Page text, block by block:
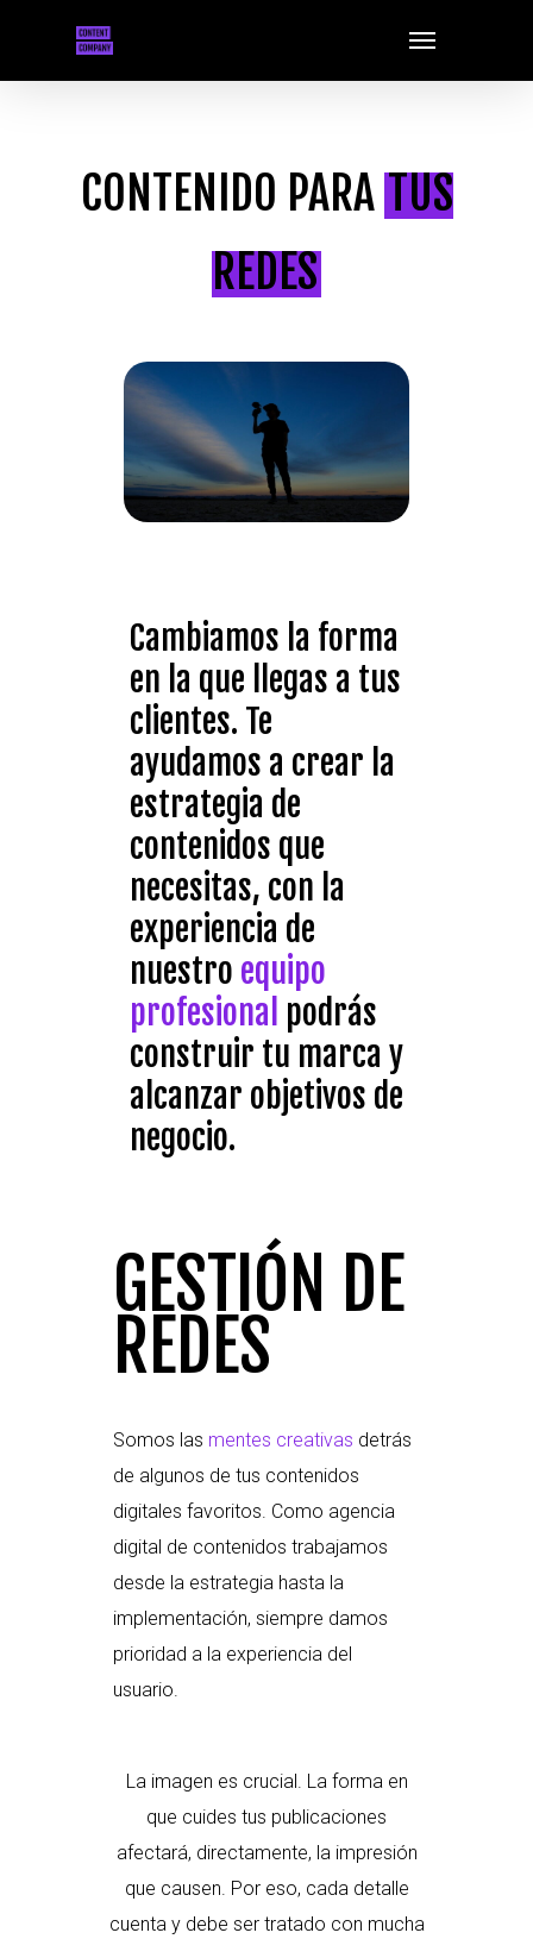
main
CONTENIDO PARA TUS
REDES
Cambiamos la forma
en la que llegas a tus
clientes. Te
ayudamos a crear la
estrategia de
contenidos que
necesitas, con la
experiencia de
nuestro equipo
profesional podrás
construir tu marca y
alcanzar objetivos de
negocio.
GESTIÓN DE
REDES
Somos las mentes creativas detrás
de algunos de tus contenidos
digitales favoritos. Como agencia
digital de contenidos trabajamos
desde la estrategia hasta la
implementación, siempre damos
prioridad a la experiencia del
usuario.
La imagen es crucial. La forma en
que cuides tus publicaciones
afectará, directamente, la impresión
que causen. Por eso, cada detalle
cuenta y debe ser tratado con mucha